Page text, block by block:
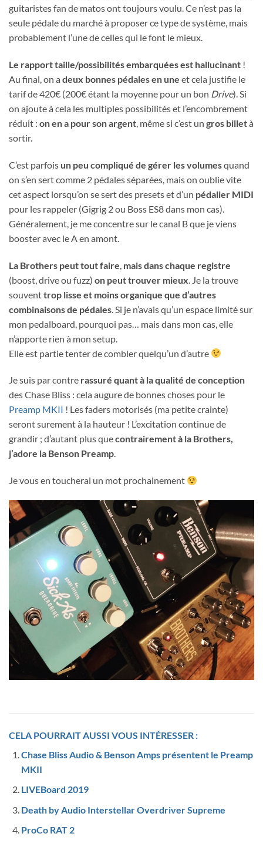
guitaristes fan de matos ont toujours voulu. Ce n’est pas la
seule pédale du marché à proposer ce type de système, mais
probablement l’une de celles qui le font le mieux.
Le rapport taille/possibilités embarquées est hallucinant !
Au final, on a deux bonnes pédales en une et cela justifie le
tarif de 420€ (200€ étant la moyenne pour un bon Drive). Si
on ajoute à cela les multiples possibilités et l’encombrement
réduit : on en a pour son argent, même si c’est un gros billetà
sortir.
C’est parfois un peu compliqué de gérer les volumesquand
on s’en sert comme 2 pédales séparées, mais on oublie vite
cet aspect lorsqu’on se sert des presets et d’un pédalier MIDI
pour les rappeler (Gigrig 2 ou Boss ES8 dans mon cas).
Généralement, je me concentre sur le canal B que je viens
booster avec le A en amont.
La Brothers peut tout faire mais dans chaque registre
(boost, drive ou fuzz) on peut trouver mieux . Je la trouve
souventtrop lisse et moins organique que d’autres
combinaisons de pédales . Si je n’avais qu’un espace limité sur
mon pedalboard, pourquoi pas… mais dans mon cas, elle
n’apporte rien à mon setup.
Elle est partie tenter de combler quelqu’un d’autre
Je suis par contre rassuré quant à la qualité de conception
des Chase Bliss : cela augure de bonnes choses pour le
Preamp MKII ! Les faders motorisés (ma petite crainte)
seront surement à la hauteur ! L’excitation continue de
grandir ; d’autant plus quecontrairement à la Brothers,
j’adore la Benson Preamp.
Je vous en toucherai un mot prochainement
CELA POURRAIT AUSSI VOUS INTÉRESSER :
Chase Bliss Audio & Benson Amps présentent le Preamp
MKII
LIVEBoard 2019
Death by Audio Interstellar Overdriver Supreme
ProCo RAT 2